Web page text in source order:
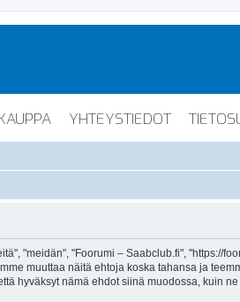
YHTEYSTIEDOT
"meidän", "Foorumi – Saabclub.fi", "https://
muuttaa näitä ehtoja koska tahansa ja
hyväksyt nämä ehdot siinä muodossa, kuin ne